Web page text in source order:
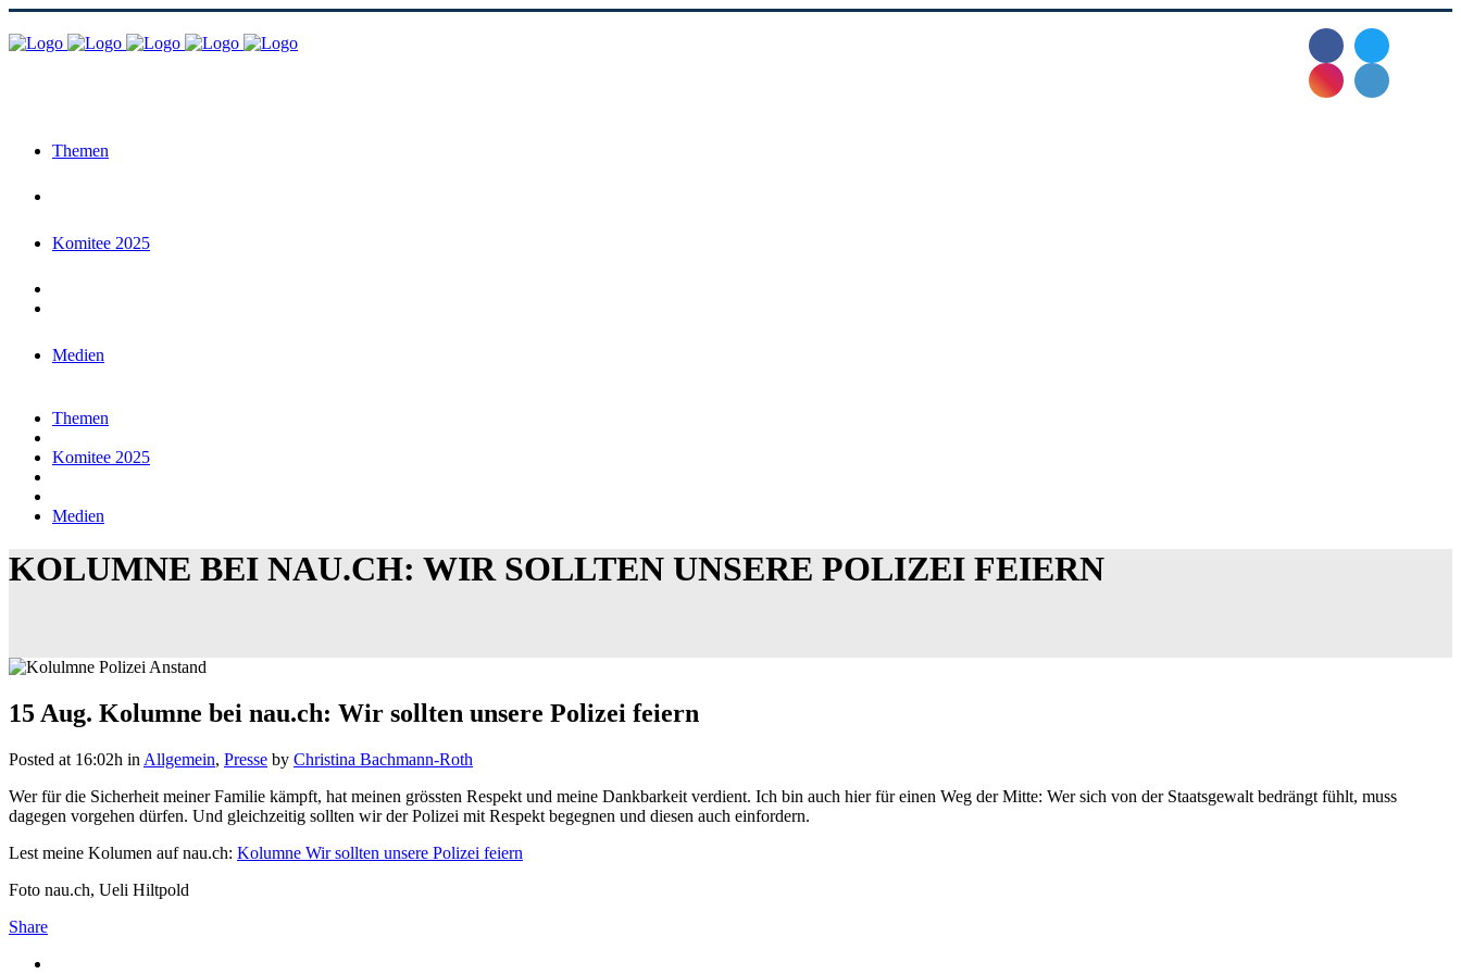
Themen
Komitee 2025
Medien
Themen
Komitee 2025
Medien
KOLUMNE BEI NAU.CH: WIR SOLLTEN UNSERE POLIZEI FEIERN
15 Aug. Kolumne bei nau.ch: Wir sollten unsere Polizei feiern
Posted at 16:02h in Allgemein, Presse by Christina Bachmann-Roth
Wer für die Sicherheit meiner Familie kämpft, hat meinen grössten Respekt und meine Dankbarkeit verdient. Ich bin auch hier für einen Weg der Mitte: Wer sich von der Staatsgewalt bedrängt fühlt, muss
dagegen vorgehen dürfen. Und gleichzeitig sollten wir der Polizei mit Respekt begegnen und diesen auch einfordern.
Lest meine Kolumen auf nau.ch: Kolumne Wir sollten unsere Polizei feiern
Foto nau.ch, Ueli Hiltpold
Share